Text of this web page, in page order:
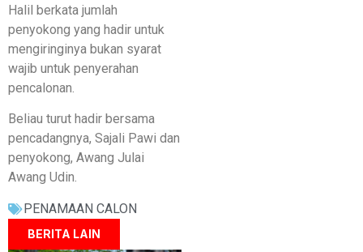
Halil berkata jumlah
penyokong yang hadir untuk
mengiringinya bukan syarat
wajib untuk penyerahan
pencalonan.
Beliau turut hadir bersama
pencadangnya, Sajali Pawi dan
penyokong, Awang Julai
Awang Udin.
PENAMAAN CALON
BERITA LAIN